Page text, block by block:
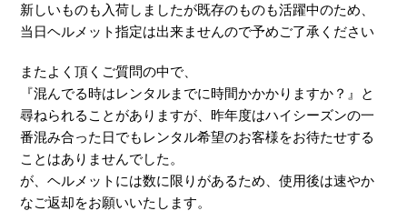
新しいものも入荷しましたが既存のものも活躍中のため、
当日ヘルメット指定は出来ませんので予めご了承ください
またよく頂くご質問の中で、
『混んでる時はレンタルまでに時間かかかりますか？』と
尋ねられることがありますが、昨年度はハイシーズンの一
番混み合った日でもレンタル希望のお客様をお待たせする
ことはありませんでした。
が、ヘルメットには数に限りがあるため、使用後は速やか
なご返却をお願いいたします。